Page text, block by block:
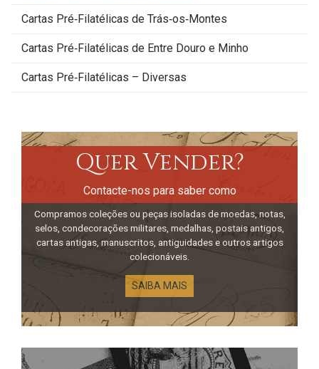
Cartas Pré‑Filatélicas de Trás‑os‑Montes
Cartas Pré‑Filatélicas de Entre Douro e Minho
Cartas Pré‑Filatélicas – Diversas
Quer Vender?
Contacte-nos para saber como
Compramos coleções ou peças isoladas de moedas, notas,
selos, condecorações militares, medalhas, postais antigos,
cartas antigas, manuscritos, antiguidades e outros artigos
colecionáveis.
SAIBA MAIS